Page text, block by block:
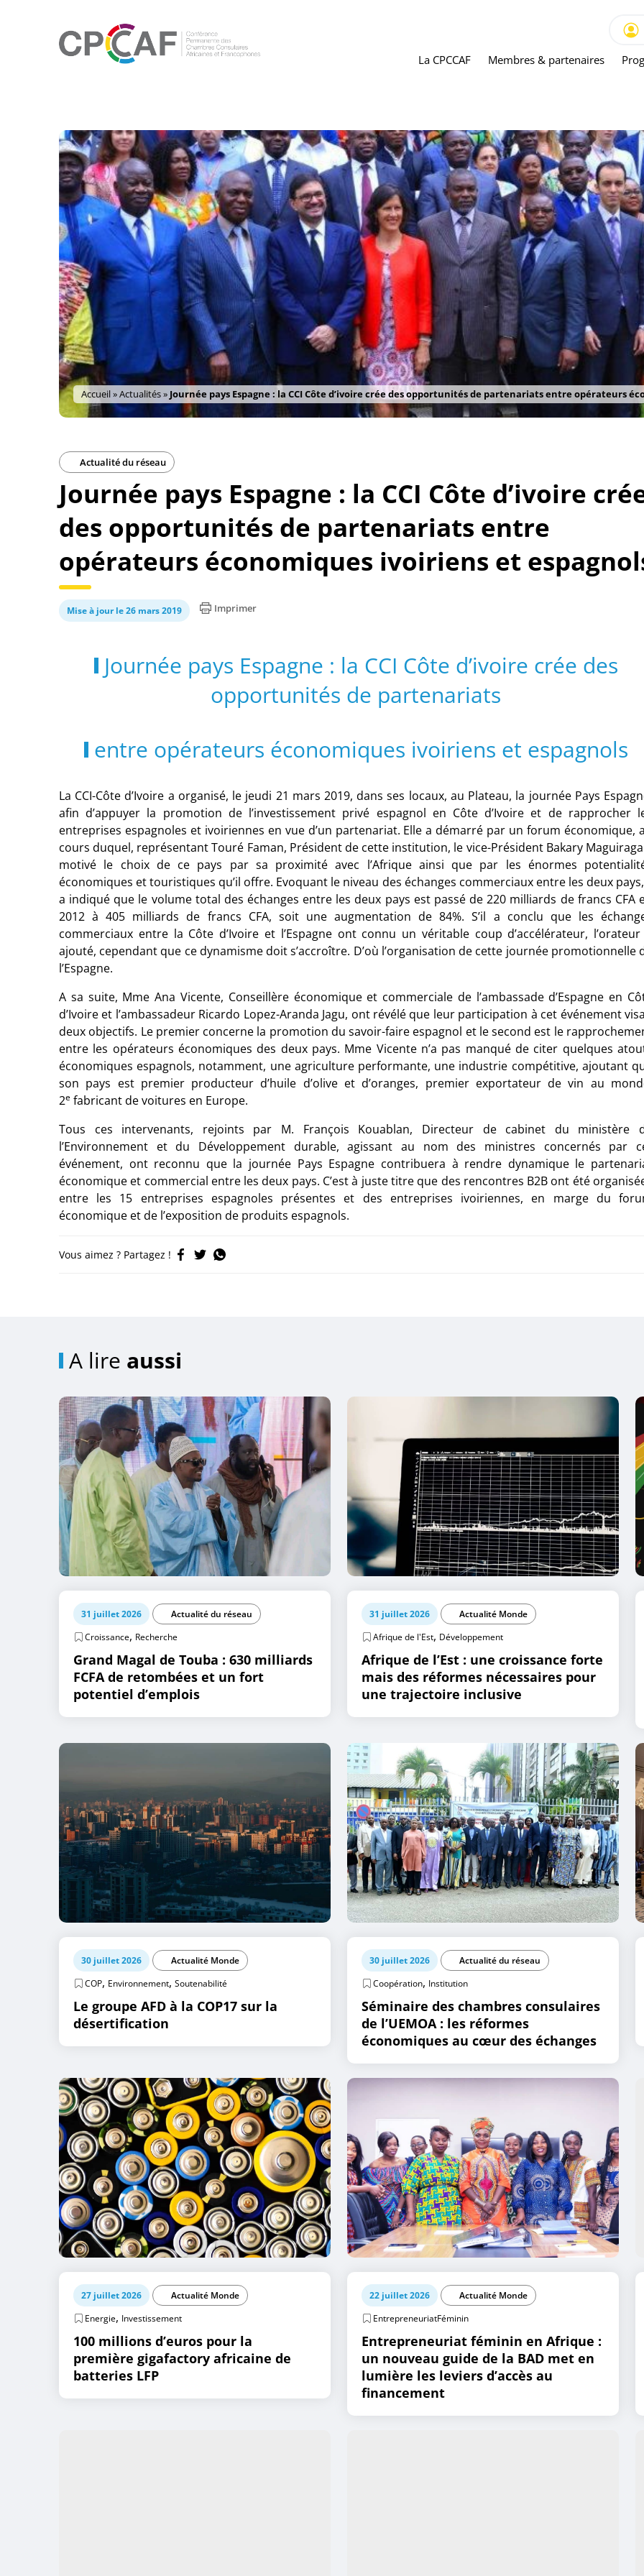
La CPCCAF Membres & partenaires
Accueil»Actualités» Journée pays Espagne : la CCI Côte d’ivoire crée des opportunités de partenariats entre opérateurs
Actualité du réseau
Journée pays Espagne : la CCI Côte d’ivoire
des opportunités de partenariats entre
opérateurs économiques ivoiriens et
Mise à jour le 26 mars 2019 Imprimer
Journée pays Espagne : la CCI Côte d’ivoire crée des
opportunités de partenariats
entre opérateurs économiques ivoiriens et espagnols
La CCI-Côte d’Ivoire a organisé, le jeudi 21 mars 2019, dans ses locaux, au Plateau, la journée Pays
afin d’appuyer la promotion de l’investissement privé espagnol en Côte d’Ivoire et de rapprocher
entreprises espagnoles et ivoiriennes en vue d’un partenariat. Elle a démarré par un forum économique,
cours duquel, représentant Touré Faman, Président de cette institution, le vice-Président Bakary
motivé le choix de ce pays par sa proximité avec l’Afrique ainsi que par les énormes
économiques et touristiques qu’il offre. Evoquant le niveau des échanges commerciaux entre les deux
a indiqué que le volume total des échanges entre les deux pays est passé de 220 milliards de francs CFA
2012 à 405 milliards de francs CFA, soit une augmentation de 84%. S’il a conclu que les
commerciaux entre la Côte d’Ivoire et l’Espagne ont connu un véritable coup d’accélérateur,
ajouté, cependant que ce dynamisme doit s’accroître. D’où l’organisation de cette journée promotionnelle
l’Espagne.
A sa suite, Mme Ana Vicente, Conseillère économique et commerciale de l’ambassade d’Espagne en
d’Ivoire et l’ambassadeur Ricardo Lopez-Aranda Jagu, ont révélé que leur participation à cet événement
deux objectifs. Le premier concerne la promotion du savoir-faire espagnol et le second est le
entre les opérateurs économiques des deux pays. Mme Vicente n’a pas manqué de citer quelques
économiques espagnols, notamment, une agriculture performante, une industrie compétitive, ajoutant
son pays est premier producteur d’huile d’olive et d’oranges, premier exportateur de vin au
2e fabricant de voitures en Europe.
Tous ces intervenants, rejoints par M. François Kouablan, Directeur de cabinet du ministère
l’Environnement et du Développement durable, agissant au nom des ministres concernés par
événement, ont reconnu que la journée Pays Espagne contribuera à rendre dynamique le
économique et commercial entre les deux pays. C’est à juste titre que des rencontres B2B ont été
entre les 15 entreprises espagnoles présentes et des entreprises ivoiriennes, en marge du
économique et de l’exposition de produits espagnols.
Vous aimez ? Partagez !
A lire aussi
31 juillet 2026
Actualité du réseau
Croissance, Recherche
Grand Magal de Touba : 630 milliards
FCFA de retombées et un fort
potentiel d’emplois
31 juillet 2026
Actualité Monde
Afrique de l'Est, Développement
Afrique de l’Est : une croissance forte
mais des réformes nécessaires pour
une trajectoire inclusive
30 juillet 2026
Actualité Monde
COP, Environnement, Soutenabilité
Le groupe AFD à la COP17 sur la
désertification
30 juillet 2026
Actualité du réseau
Coopération, Institution
Séminaire des chambres consulaires
de l’UEMOA : les réformes
économiques au cœur des échanges
27 juillet 2026
Actualité Monde
Energie, Investissement
100 millions d’euros pour la
première gigafactory africaine de
batteries LFP
22 juillet 2026
Actualité Monde
EntrepreneuriatFéminin
Entrepreneuriat féminin en Afrique :
un nouveau guide de la BAD met en
lumière les leviers d’accès au
financement